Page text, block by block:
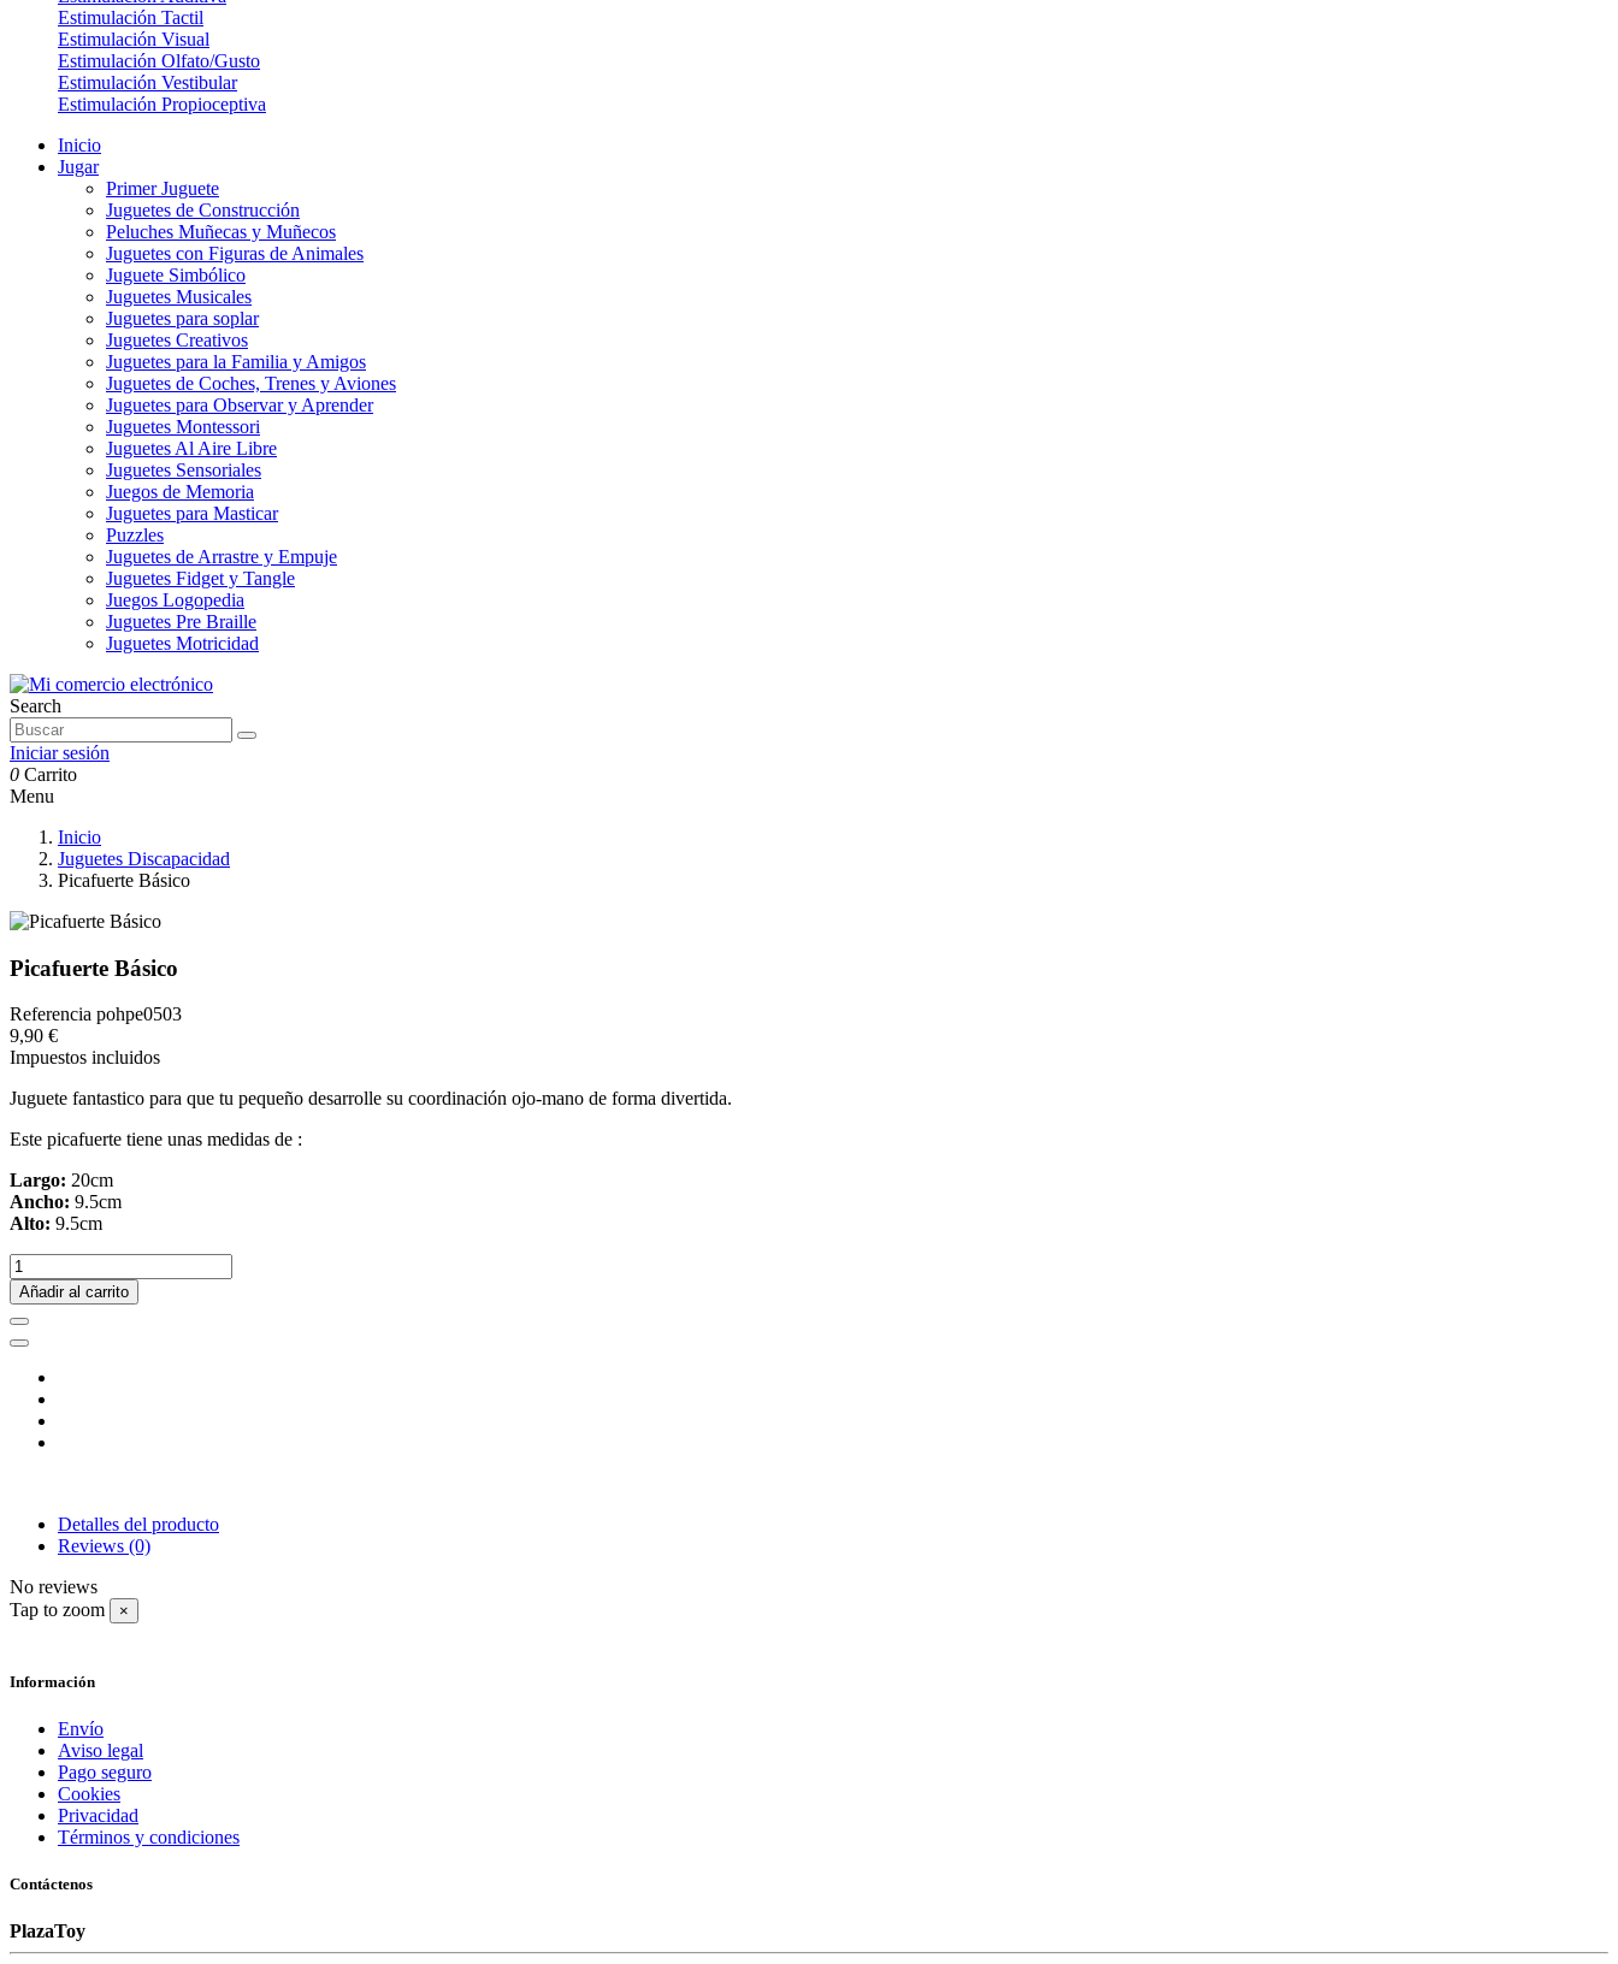
Estimulación Tactil
Estimulación Visual
Estimulación Olfato/Gusto
Estimulación Vestibular
Estimulación Propioceptiva
Inicio
Jugar
Primer Juguete
Juguetes de Construcción
Peluches Muñecas y Muñecos
Juguetes con Figuras de Animales
Juguete Simbólico
Juguetes Musicales
Juguetes para soplar
Juguetes Creativos
Juguetes para la Familia y Amigos
Juguetes de Coches, Trenes y Aviones
Juguetes para Observar y Aprender
Juguetes Montessori
Juguetes Al Aire Libre
Juguetes Sensoriales
Juegos de Memoria
Juguetes para Masticar
Puzzles
Juguetes de Arrastre y Empuje
Juguetes Fidget y Tangle
Juegos Logopedia
Juguetes Pre Braille
Juguetes Motricidad
Search
Iniciar sesión
0 Carrito
Menu
Inicio
Juguetes Discapacidad
Picafuerte Básico
Picafuerte Básico
Referencia pohpe0503
9,90 €
Impuestos incluidos
Juguete fantastico para que tu pequeño desarrolle su coordinación ojo-mano de forma divertida.
Este picafuerte tiene unas medidas de :
Largo: 20cm
Ancho: 9.5cm
Alto: 9.5cm
Añadir al carrito
Detalles del producto
Reviews (0)
No reviews
Tap to zoom
×
Información
Envío
Aviso legal
Pago seguro
Cookies
Privacidad
Términos y condiciones
Contáctenos
PlazaToy